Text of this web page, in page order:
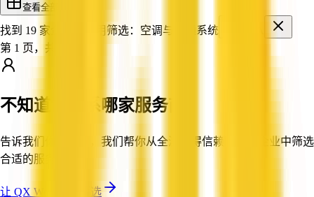
查看全部行业
找到 19 家企业 已应用筛选： 空调与暖通系统
第 1 页，共 2 页
不知道该联系哪家服务商？
告诉我们你的需求，我们帮你从全澳值得信赖的认证企业中筛选
合适的服务商。
让 QX Web 帮你筛选